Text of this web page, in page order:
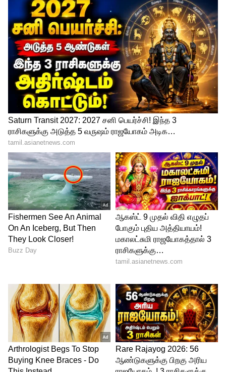
சீன்களுடன் ஓடிடியில் ரிலீஸ் ஆகும்
கருப்பு? எப்போ தெரியுமா?
Karuppu Movie Day 5 Box Office : கருப்பு 5ம்
நாள் வசூல் எவ்வளவு? டபுள் செஞ்சுரி
அடிக்கப்போகும் சூர்யா படம்
3
4
Image Credit :X
கருப்பு வசூல் வேட்டை
முதல் நாளிலிருந்தே திரையரங்குகளில்
ரசிகர்கள் உற்சாக வரவேற்பு கொடுத்தனர்.
குறிப்பாக “கருப்பன்” தோற்றத்தில் சூர்யா
தோன்றும் காட்சிகள் ரசிகர்களிடம்
மிகப்பெரிய வரவேற்பைப் பெற்றுள்ளன.
பலரும் சமூக வலைதளங்களில் “இது தான்
சூர்யாவின் உண்மையான கம்பேக்” என
பதிவிட்டு வருகின்றனர். வசூல் தரப்பிலும்
கருப்பு தொடர்ந்து கோடிகளை குவித்து
வருகிறது. முதல் மூன்று நாட்களில் 147
கோடி ரூபாய் வசூல் செய்ததாக படக்குழு